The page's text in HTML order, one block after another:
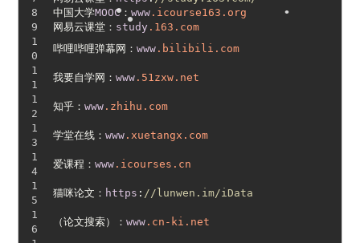
中国大学MOOC： www.icourse163 .org
网易云课堂： study .163 .com
哔哩哔哩弹幕网： www.bilibili .com
我要自学网： www.51zxw.net
知乎： www.zhihu .com
学堂在线： www.xuetangx .com
爱课程： www.icourses .cn
猫咪论文： https : //lunwen.im/iData
（论文搜索）： www.cn-ki .net
•
•
•
•